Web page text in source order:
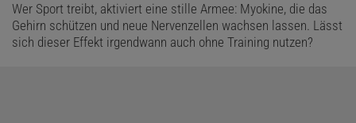
Wer Sport treibt, aktiviert eine stille Armee: Myokine, die das
Gehirn schützen und neue Nervenzellen wachsen lassen. Lässt
sich dieser Effekt irgendwann auch ohne Training nutzen?